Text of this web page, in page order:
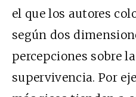
el que los autores
según dos
percepciones sobre
supervivencia. Por